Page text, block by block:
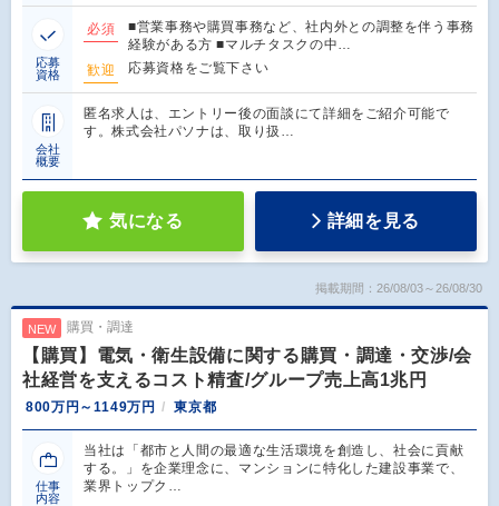
応募
資格
必須
■営業事務や購買事務など、社内外との調整を伴う事務
経験がある方 ■マルチタスクの中…
歓迎
応募資格をご覧下さい
会社
概要
匿名求人は、エントリー後の面談にて詳細をご紹介可能で
す。株式会社パソナは、取り扱…
気になる 詳細を見る
掲載期間：26/08/03～26/08/30
NEW 購買・調達
【購買】電気・衛生設備に関する購買・調達・交渉/会
社経営を支えるコスト精査/グループ売上高1兆円
800万円～1149万円 東京都
仕事
内容
当社は「都市と人間の最適な生活環境を創造し、社会に貢献
する。」を企業理念に、マンションに特化した建設事業で、
業界トップク…